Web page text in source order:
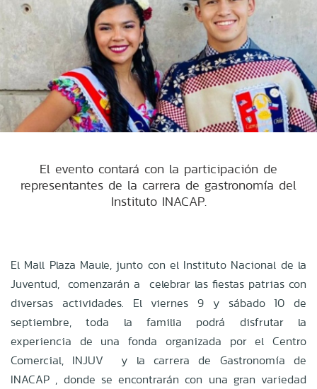
El evento contará con la participación de
representantes de la carrera de gastronomía del
Instituto INACAP.
El Mall Plaza Maule, junto con el Instituto Nacional de la
Juventud, comenzarán a celebrar las fiestas patrias con
diversas actividades. El viernes 9 y sábado 10 de
septiembre, toda la familia podrá disfrutar la
experiencia de una fonda organizada por el Centro
Comercial, INJUV y la carrera de Gastronomía de
INACAP , donde se encontrarán con una gran variedad